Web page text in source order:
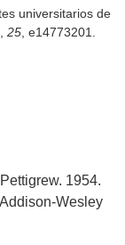
universitarios de
, 25, e14773201.
1954.
Wesley